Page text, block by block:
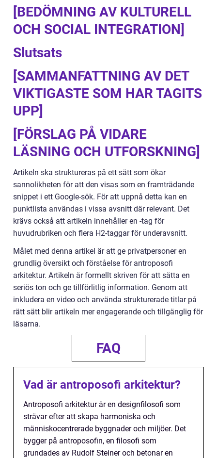
[BEDÖMNING AV KULTURELL
OCH SOCIAL INTEGRATION]
Slutsats
[SAMMANFATTNING AV DET
VIKTIGASTE SOM HAR TAGITS
UPP]
[FÖRSLAG PÅ VIDARE
LÄSNING OCH UTFORSKNING]
Artikeln ska struktureras på ett sätt som ökar
sannolikheten för att den visas som en framträdande
snippet i ett Google-sök. För att uppnå detta kan en
punktlista användas i vissa avsnitt där relevant. Det
krävs också att artikeln innehåller en -tag för
huvudrubriken och flera H2-taggar för underavsnitt.
Målet med denna artikel är att ge privatpersoner en
grundlig översikt och förståelse för antroposofi
arkitektur. Artikeln är formellt skriven för att sätta en
seriös ton och ge tillförlitlig information. Genom att
inkludera en video och använda strukturerade titlar på
rätt sätt blir artikeln mer engagerande och tillgänglig för
läsarna.
FAQ
Vad är antroposofi arkitektur?
Antroposofi arkitektur är en designfilosofi som
strävar efter att skapa harmoniska och
människocentrerade byggnader och miljöer. Det
bygger på antroposofin, en filosofi som
grundades av Rudolf Steiner och betonar en